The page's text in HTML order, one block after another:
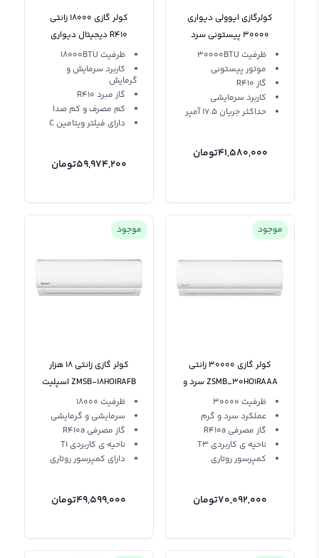
کولرگازی ایوولی دیواری
30000 پیستونی سرد
EVPIS-30K-MD-1
ظرفیت 30000BTU
موتور پیستونی
گاز R410
کاربرد سرمایشی
حداکثر جریان 17.5 آمپر
41,580,000تومان
کولر گازی 18000 زانتی
R410 دیجیتال دیواری
ZMSA-18HO1R Zaneti T1
ظرفیت 18000BTU
کاربرد سرمایش و
گرمایش
گاز مبرد R410
کم مصرف و کم صدا
دارای فیلتر ویتامین C
59,974,200تومان
موجود
کولر گازی 30000 زانتی
ZSMB_30HO1RAAA سرد و
گرم ظرفیت 30000
عملکرد سرد و گرم
گاز مصرفی R410a
ناحیه ی کاربردی T3
کمپرسور روتاری
70,092,000تومان
موجود
کولر گازی زانتی 18 هزار
ZMSB-18HOIRAFB اسپليت
ديواريظرفیت 18000
سرمایشی و گرمایشی
گاز مصرفی R410a
ناحیه ی کاربردی T1
دارای کمپرسور روتاری
49,599,000تومان